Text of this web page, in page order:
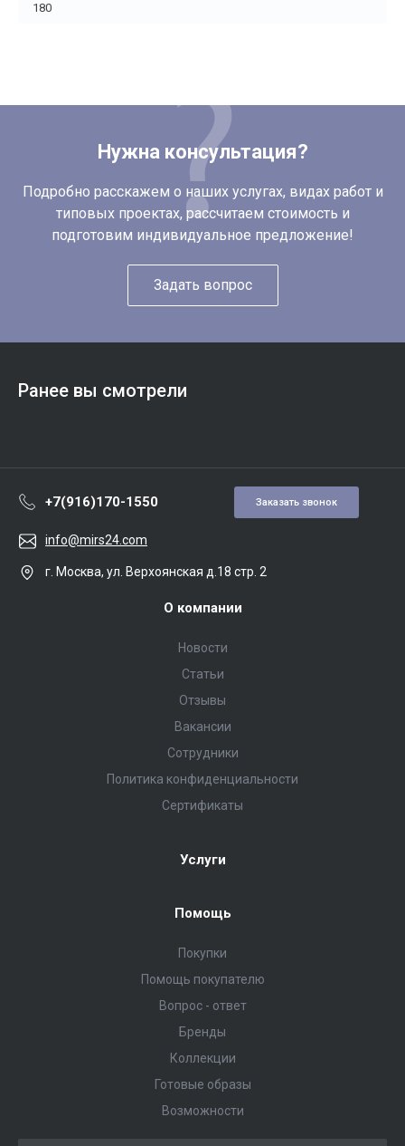
180
Нужна консультация?
Подробно расскажем о наших услугах, видах работ и
типовых проектах, рассчитаем стоимость и
подготовим индивидуальное предложение!
Задать вопрос
Ранее вы смотрели
+7(916)170-1550 Заказать звонок
info@mirs24.com
г. Москва, ул. Верхоянская д.18 стр. 2
О компании
Новости
Статьи
Отзывы
Вакансии
Сотрудники
Политика конфиденциальности
Сертификаты
Услуги
Помощь
Покупки
Помощь покупателю
Вопрос - ответ
Бренды
Коллекции
Готовые образы
Возможности